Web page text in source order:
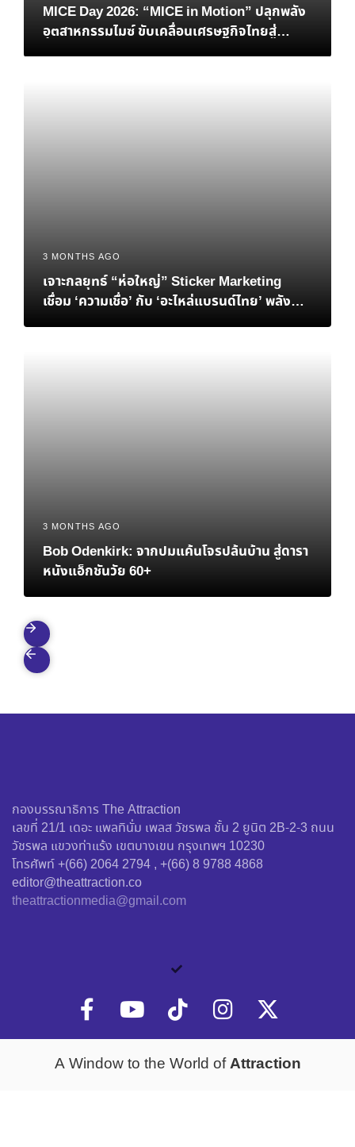
MICE Day 2026: “MICE in Motion” ปลุกพลัง
อุตสาหกรรมไมซ์ ขับเคลื่อนเศรษฐกิจไทยสู่
อนาคตที่ยั่งยืน
3 MONTHS AGO
เจาะกลยุทธ์ “ห่อใหญ่” Sticker Marketing
เชื่อม ‘ความเชื่อ’ กับ ‘อะไหล่แบรนด์ไทย’ พลัง
3 MONTHS AGO
Bob Odenkirk: จากปมแค้นโจรปล้นบ้าน สู่ดารา
หนังแอ็กชันวัย 60+
กองบรรณาธิการ The Attraction
เลขที่ 21/1 เดอะ แพลทินั่ม เพลส วัชรพล ชั้น 2 ยูนิต 2B-2-3 ถนน
วัชรพล แขวงท่าแร้ง เขตบางเขน กรุงเทพฯ 10230
โทรศัพท์ +(66) 2064 2794 , +(66) 8 9788 4868
editor@theattraction.co
theattractionmedia@gmail.com
A Window to the World ofAttraction